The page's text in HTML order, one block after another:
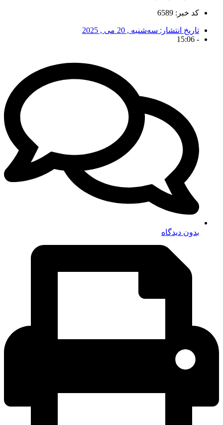
کد خبر: 6589
تاریخ انتشار: سه‌شنبه , 20 می , 2025
-
15:06
بدون دیدگاه